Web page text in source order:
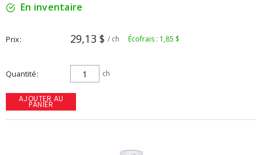
En inventaire
Prix 29,13 $ / ch Écofrais : 1,85 $
Quantité ch
AJOUTER AU
PANIER